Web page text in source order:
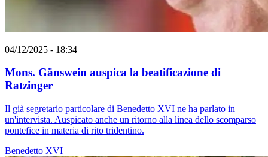
04/12/2025 - 18:34
Mons. Gänswein auspica la beatificazione di
Ratzinger
Il già segretario particolare di Benedetto XVI ne ha parlato in
un'intervista. Auspicato anche un ritorno alla linea dello scomparso
pontefice in materia di rito tridentino.
Benedetto XVI